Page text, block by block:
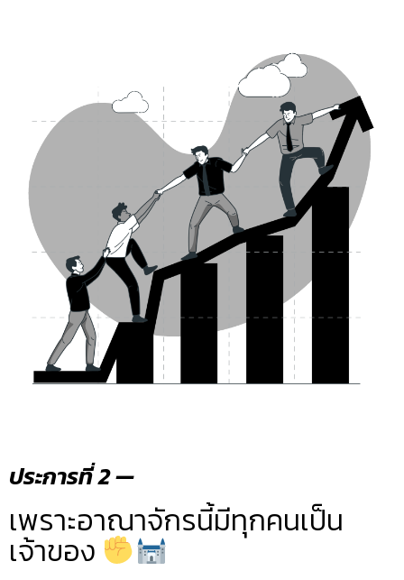
ประการที่ 2 —
เพราะอาณาจักรนี้มีทุกคนเป็น
เจ้าของ